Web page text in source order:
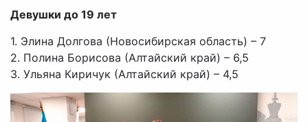
Девушки до 19 лет
1. Элина Долгова (Новосибирская область) – 7
2. Полина Борисова (Алтайский край) – 6,5
3. Ульяна Киричук (Алтайский край) – 4,5